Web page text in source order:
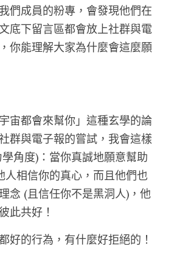
們成員的粉專，會發現他們在
底下留言區都會放上社群與電
你能理解大家為什麼會這麼願
宙都會來幫你」這種玄學的論
群與電子報的嘗試，我會這樣
角度)：當你真誠地願意幫助
人相信你的真心，而且他們也
念 (且信任你不是黑洞人)，他
此共好！
好的行為，有什麼好拒絕的！